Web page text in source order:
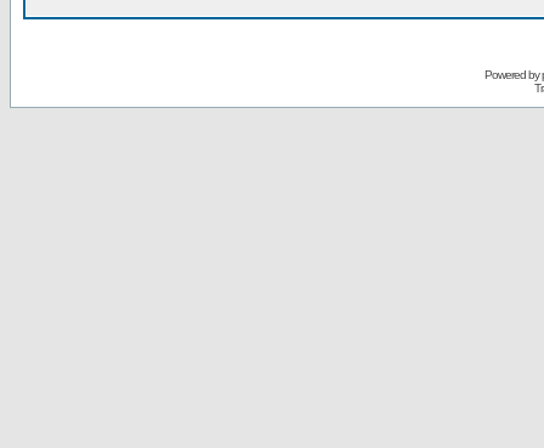
Powered by